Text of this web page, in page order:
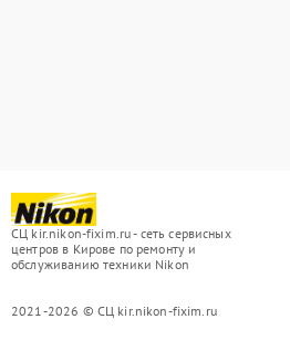
СЦ kir.nikon-fixim.ru - сеть сервисных
центров в Кирове по ремонту и
обслуживанию техники Nikon
2021-2026 © СЦ kir.nikon-fixim.ru